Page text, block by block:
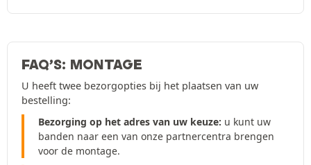
FAQ’S: MONTAGE
U heeft twee bezorgopties bij het plaatsen van uw
bestelling:
Bezorging op het adres van uw keuze: u kunt uw
banden naar een van onze partnercentra brengen
voor de montage.